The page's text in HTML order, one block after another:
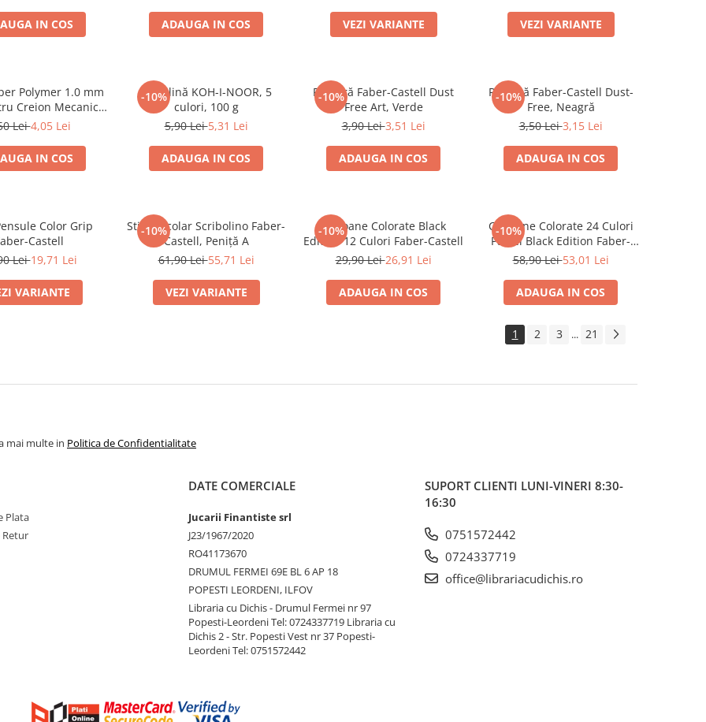
IN COS ADAUGA IN COS VEZI VARIANTE VEZI VARIANTE
Polymer 1.0 mm
Creion Mecanic
Castell
Lei4,05 Lei
IN COS
-10%
Plastilină KOH-I-NOOR, 5
culori, 100 g
5,90 Lei5,31 Lei
ADAUGA IN COS
-10%
Radieră Faber-Castell Dust
Free Art, Verde
3,90 Lei3,51 Lei
ADAUGA IN COS
-10%
Radieră Faber-Castell Dust-
Free, Neagră
3,50 Lei3,15 Lei
ADAUGA IN COS
Color Grip
Castell
Lei19,71 Lei
VARIANTE
-10%
Stilou Școlar Scribolino Faber-
Castell, Peniță A
61,90 Lei55,71 Lei
VEZI VARIANTE
-10%
Creioane Colorate Black
Edition 12 Culori Faber-Castell
29,90 Lei26,91 Lei
ADAUGA IN COS
-10%
Creioane Colorate 24 Culori
Pastel Black Edition Faber-
Castell
58,90 Lei53,01 Lei
ADAUGA IN COS
1 2 3 ... 21
mai multe in Politica de Confidentialitate
Plata
Retur
DATE COMERCIALE
Jucarii Finantiste srl
J23/1967/2020
RO41173670
DRUMUL FERMEI 69E BL 6 AP 18
POPESTI LEORDENI, ILFOV
Libraria cu Dichis - Drumul Fermei nr 97
Popesti-Leordeni Tel: 0724337719 Libraria cu
Dichis 2 - Str. Popesti Vest nr 37 Popesti-
Leordeni Tel: 0751572442
SUPORT CLIENTI LUNI-VINERI 8:30-
16:30
0751572442
0724337719
office@librariacudichis.ro